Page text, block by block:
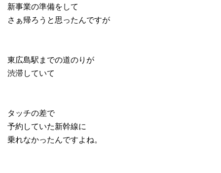
新事業の準備をして
さぁ帰ろうと思ったんですが
東広島駅までの道のりが
渋滞していて
タッチの差で
予約していた新幹線に
乗れなかったんですよね。